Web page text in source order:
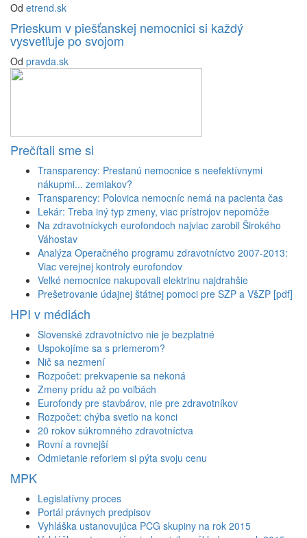
Od etrend.sk
Prieskum v piešťanskej nemocnici si každý
vysvetľuje po svojom
Od pravda.sk
Prečítali sme si
Transparency: Prestanú nemocnice s neefektívnymi
nákupmi... zemiakov?
Transparency: Polovica nemocníc nemá na pacienta čas
Lekár: Treba iný typ zmeny, viac prístrojov nepomôže
Na zdravotníckych eurofondoch najviac zarobil Širokého
Váhostav
Analýza Operačného programu zdravotníctvo 2007-2013:
Viac verejnej kontroly eurofondov
Veľké nemocnice nakupovali elektrinu najdrahšie
Prešetrovanie údajnej štátnej pomoci pre SZP a VšZP [pdf]
HPI v médiách
Slovenské zdravotníctvo nie je bezplatné
Uspokojíme sa s priemerom?
Nič sa nezmení
Rozpočet: prekvapenie sa nekoná
Zmeny prídu až po voľbách
Eurofondy pre stavbárov, nie pre zdravotníkov
Rozpočet: chýba svetlo na konci
20 rokov súkromného zdravotníctva
Rovní a rovnejší
Odmietanie reforiem si pýta svoju cenu
MPK
Legislatívny proces
Portál právnych predpisov
Vyhláška ustanovujúca PCG skupiny na rok 2015